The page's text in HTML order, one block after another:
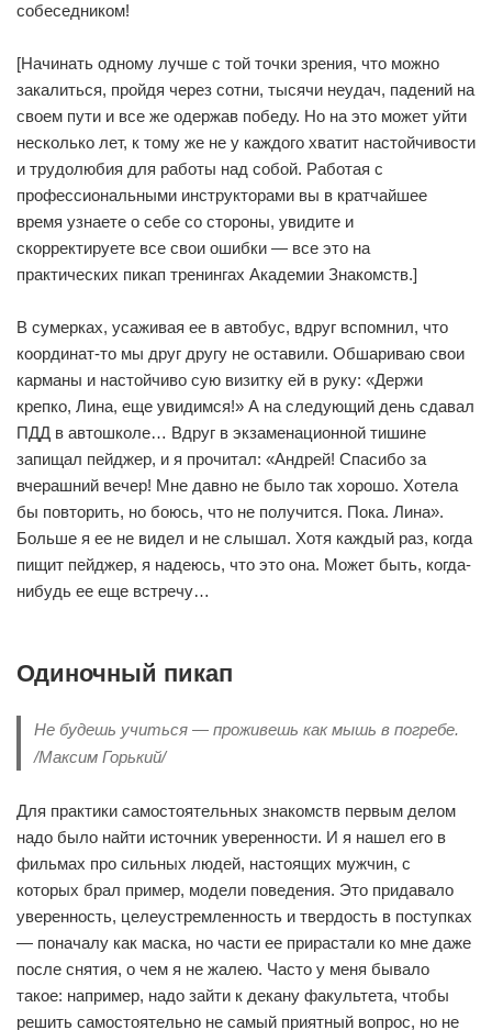
собеседником!
[Начинать одному лучше с той точки зрения, что можно
закалиться, пройдя через сотни, тысячи неудач, падений на
своем пути и все же одержав победу. Но на это может уйти
несколько лет, к тому же не у каждого хватит настойчивости
и трудолюбия для работы над собой. Работая с
профессиональными инструкторами вы в кратчайшее
время узнаете о себе со стороны, увидите и
скорректируете все свои ошибки — все это на
практических пикап тренингах Академии Знакомств.]
В сумерках, усаживая ее в автобус, вдруг вспомнил, что
координат-то мы друг другу не оставили. Обшариваю свои
карманы и настойчиво сую визитку ей в руку: «Держи
крепко, Лина, еще увидимся!» А на следующий день сдавал
ПДД в автошколе… Вдруг в экзаменационной тишине
запищал пейджер, и я прочитал: «Андрей! Спасибо за
вчерашний вечер! Мне давно не было так хорошо. Хотела
бы повторить, но боюсь, что не получится. Пока. Лина».
Больше я ее не видел и не слышал. Хотя каждый раз, когда
пищит пейджер, я надеюсь, что это она. Может быть, когда-
нибудь ее еще встречу…
Одиночный пикап
Не будешь учиться — проживешь как мышь в погребе.
/Максим Горький/
Для практики самостоятельных знакомств первым делом
надо было найти источник уверенности. И я нашел его в
фильмах про сильных людей, настоящих мужчин, с
которых брал пример, модели поведения. Это придавало
уверенность, целеустремленность и твердость в поступках
— поначалу как маска, но части ее прирастали ко мне даже
после снятия, о чем я не жалею. Часто у меня бывало
такое: например, надо зайти к декану факультета, чтобы
решить самостоятельно не самый приятный вопрос, но не